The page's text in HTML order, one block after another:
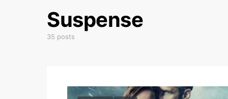
Suspense
35 posts